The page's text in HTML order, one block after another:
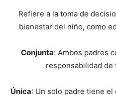
Refiere a la toma de
bienestar del niño, como
Conjunta: Ambos padres
responsabilidad de
Única: Un solo padre tiene